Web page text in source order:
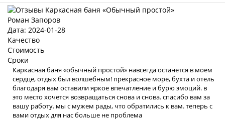
Роман Запоров
Дата: 2024-01-28
Качество
Стоимость
Сроки
Каркасная баня «обычный простой» навсегда останется в моем
сердце, отдых был волшебным! прекрасное море, бухта и отель
благодаря вам оставили яркое впечатление и бурю эмоций. в
это место хочется возвращаться снова и снова. спасибо вам за
вашу работу. мы с мужем рады, что обратились к вам. теперь с
вами отдых для нас больше не проблема